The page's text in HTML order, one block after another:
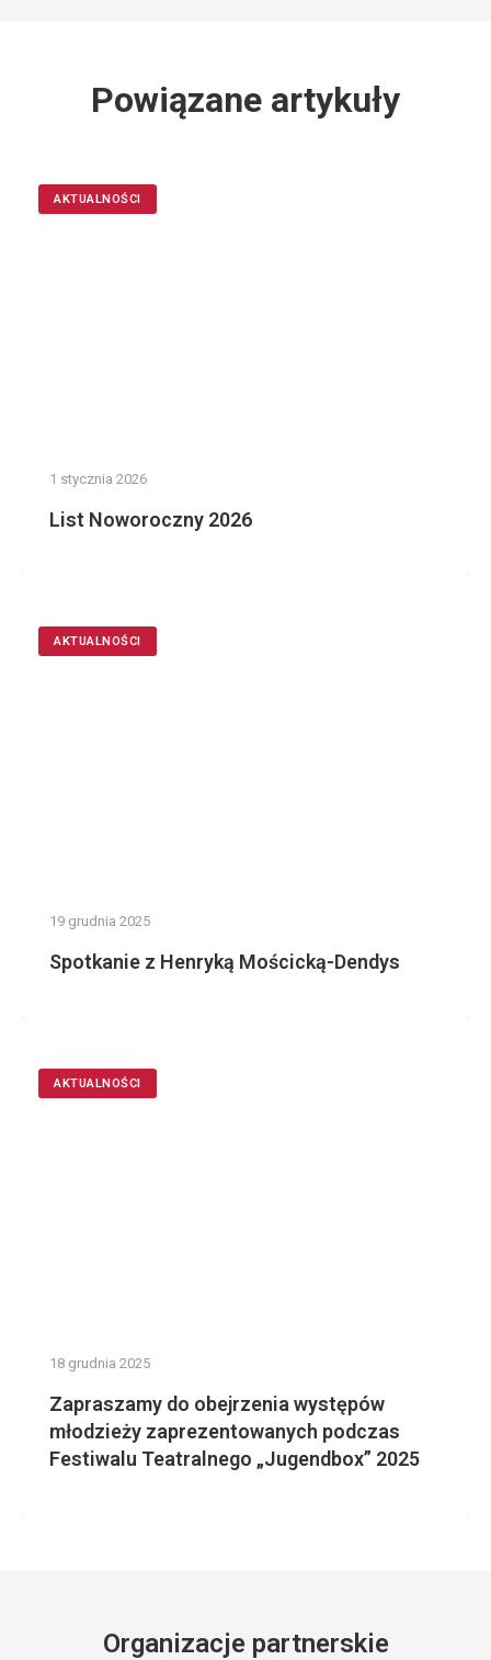
Powiązane artykuły
AKTUALNOŚCI
1 stycznia 2026
List Noworoczny 2026
AKTUALNOŚCI
19 grudnia 2025
Spotkanie z Henryką Mościcką-Dendys
AKTUALNOŚCI
18 grudnia 2025
Zapraszamy do obejrzenia występów
młodzieży zaprezentowanych podczas
Festiwalu Teatralnego „Jugendbox” 2025
Organizacje partnerskie